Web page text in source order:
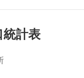
統計表